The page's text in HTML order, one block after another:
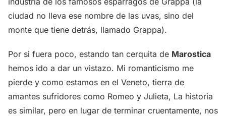
ciudad no lleva ese nombre de las uvas, sino del
monte que tiene detrás, llamado Grappa).
Por si fuera poco, estando tan cerquita de Marostica
hemos ido a dar un vistazo. Mi romanticismo me
pierde y como estamos en el Veneto, tierra de
amantes sufridores como Romeo y Julieta, La historia
es similar, pero en lugar de terminar cruentamente, nos